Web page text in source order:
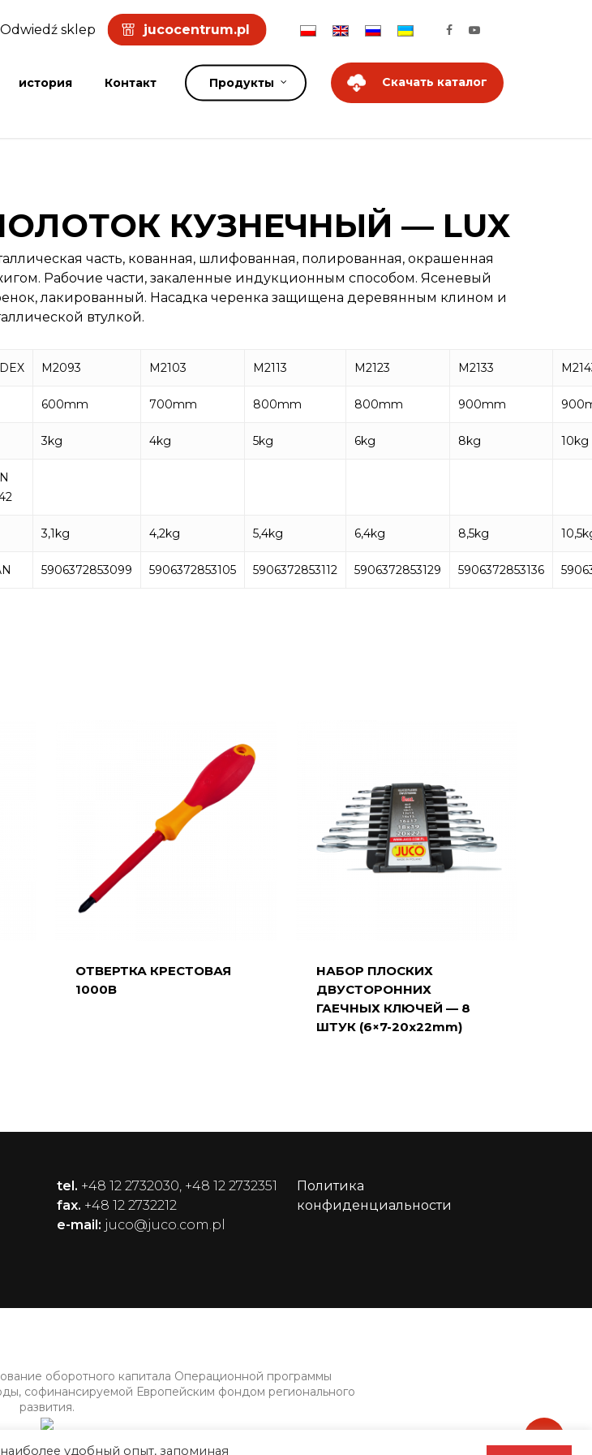
Odwiedź sklep jucocentrum.pl
история Контакт Продукты Скачать каталог
КУЗНЕЧНЫЙ — LUX
часть, кованная, шлифованная, полированная, окрашенная
Рабочие части, закаленные индукционным способом. Ясеневый
лакированный. Насадка черенка защищена деревянным клином и
втулкой.
M2093 M2103 M2113 M2123 M2133
600mm 700mm 800mm 800mm 900mm
3kg 4kg 5kg 6kg 8kg 10kg
3,1kg 4,2kg 5,4kg 6,4kg 8,5kg
5906372853099 5906372853105 5906372853112 5906372853129 5906372853136
ОТВЕРТКА КРЕСТОВАЯ
1000В
НАБОР ПЛОСКИХ
ДВУСТОРОННИХ
ГАЕЧНЫХ КЛЮЧЕЙ — 8
ШТУК (6×7-20x22mm)
tel. +48 12 2732030, +48 12 2732351
fax. +48 12 2732212
e-mail: juco@juco.com.pl
Политика
конфиденциальности
оборотного капитала Операционной программы
софинансируемой Европейским фондом регионального
развития.
удобный опыт, запоминая